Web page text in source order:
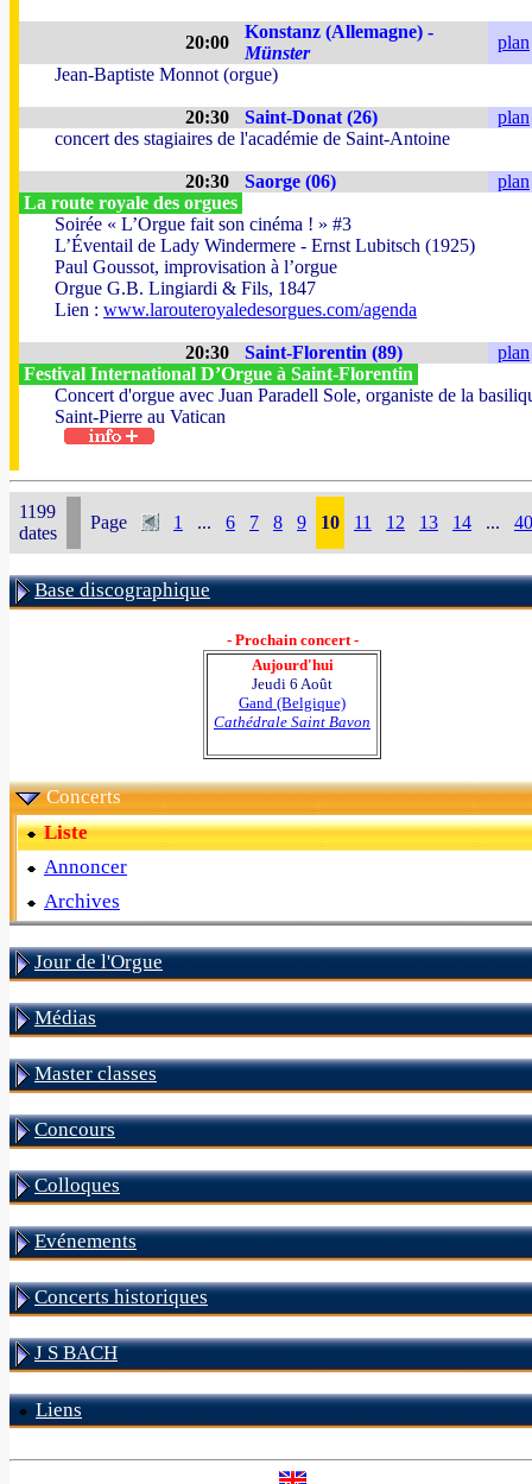
20:00
Konstanz (Allemagne) -
Münster
plan
Jean-Baptiste Monnot (orgue)
20:30 Saint-Donat (26)
plan
concert des stagiaires de l'académie de Saint-Antoine
20:30 Saorge (06)
plan
La route royale des orgues
Soirée « L’Orgue fait son cinéma ! » #3
L’Éventail de Lady Windermere - Ernst Lubitsch (1925)
Paul Goussot, improvisation à l’orgue
Orgue G.B. Lingiardi & Fils, 1847
Lien : www.larouteroyaledesorgues.com/agenda
20:30 Saint-Florentin (89)
plan
Festival International D’Orgue à Saint-Florentin
Concert d'orgue avec Juan Paradell Sole, organiste de la
Saint-Pierre au Vatican
1199
dates
Page 1 ... 6 7 8 9 10 11 12 13 14 ... 40
Base discographique
- Prochain concert -
Aujourd'hui
Jeudi 6 Août
Gand (Belgique)
Cathédrale Saint Bavon
Concerts
Liste
Annoncer
Archives
Jour de l'Orgue
Médias
Master classes
Concours
Colloques
Evénements
Concerts historiques
J S BACH
Liens